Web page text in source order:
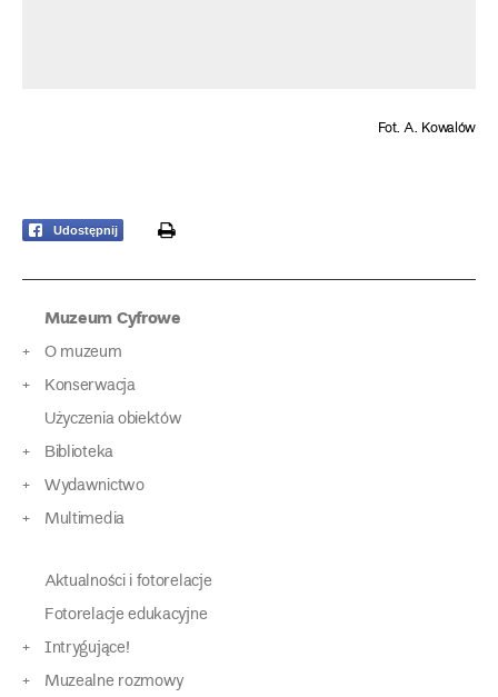
Fot. A. Kowalów
Udostępnij print
Muzeum Cyfrowe
O muzeum
Konserwacja
Użyczenia obiektów
Biblioteka
Wydawnictwo
Multimedia
Aktualności i fotorelacje
Fotorelacje edukacyjne
Intrygujące!
Muzealne rozmowy